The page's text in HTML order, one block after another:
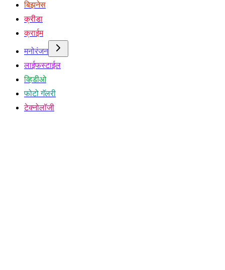
बिझनेस
क्रीडा
क्राईम
मनोरंजन
लाईफस्टाईल
व्हिडीओ
फोटो गॅलरी
टेक्नोलॉजी